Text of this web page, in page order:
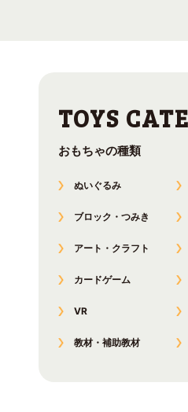
おもちゃの種類
ぬいぐるみ
ブロック・つみき
アート・クラフト
カードゲーム
VR
教材・補助教材